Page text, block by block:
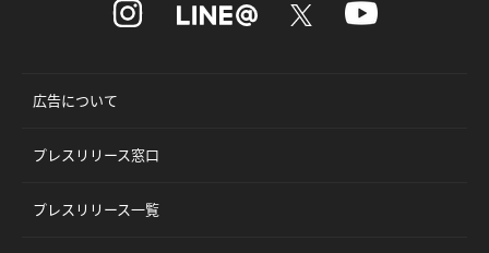
広告について
プレスリリース窓口
プレスリリース一覧